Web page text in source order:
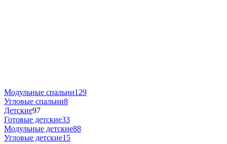
Модульные спальни129
Угловые спальни8
Детские97
Готовые детские33
Модульные детские88
Угловые детские15